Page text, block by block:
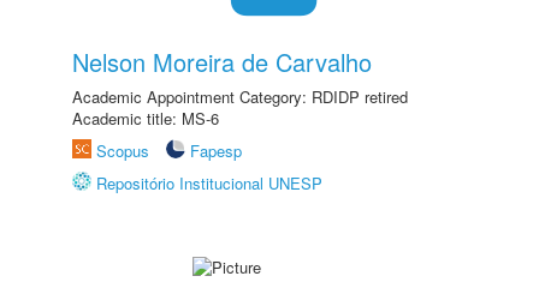
Nelson Moreira de Carvalho
Academic Appointment Category: RDIDP retired
Academic title: MS-6
Scopus
Fapesp
Repositório Institucional UNESP